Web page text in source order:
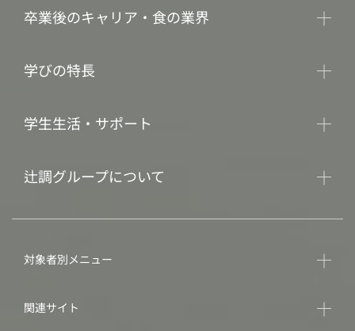
卒業後のキャリア・食の業界
学びの特長
学生生活・サポート
辻調グループについて
対象者別メニュー
関連サイト